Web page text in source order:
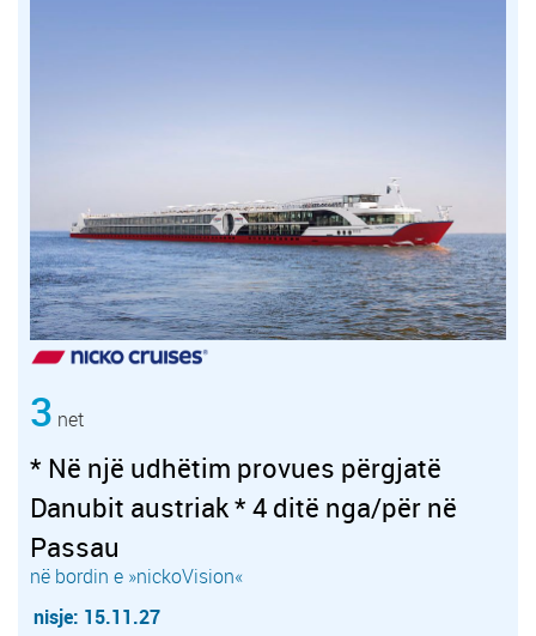
3 net
* Në një udhëtim provues përgjatë
Danubit austriak * 4 ditë nga/për në
Passau
në bordin e »nickoVision«
nisje: 15.11.27